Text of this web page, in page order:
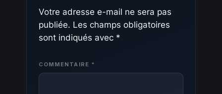
Votre adresse e-mail ne sera pas
publiée. Les champs obligatoires
sont indiqués avec *
COMMENTAIRE *